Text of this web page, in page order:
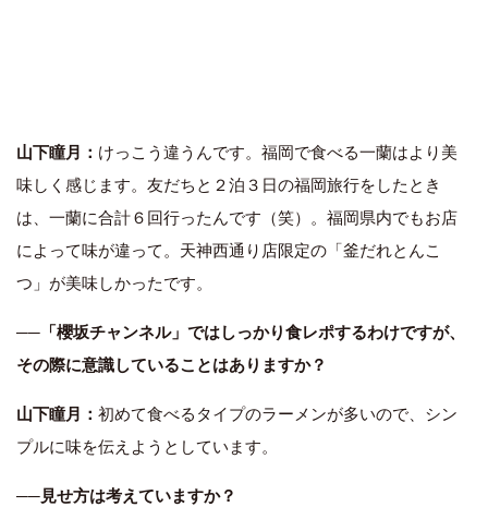
山下瞳月： けっこう違うんです。福岡で食べる一蘭はより美
味しく感じます。友だちと２泊３日の福岡旅行をしたとき
は、一蘭に合計６回行ったんです（笑）。福岡県内でもお店
によって味が違って。天神西通り店限定の「釜だれとんこ
つ」が美味しかったです。
──「櫻坂チャンネル」ではしっかり食レポするわけですが、
その際に意識していることはありますか？
山下瞳月： 初めて食べるタイプのラーメンが多いので、シン
プルに味を伝えようとしています。
──見せ方は考えていますか？